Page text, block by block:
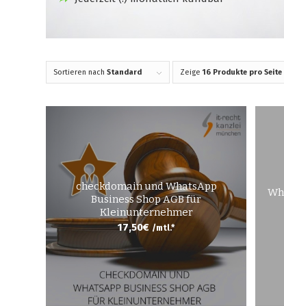
Sortieren nach Standard Zeige16 Produkte pro Seite
checkdomain und WhatsApp
Business Shop AGB für
Kleinunternehmer
17,50€ /mtl.*